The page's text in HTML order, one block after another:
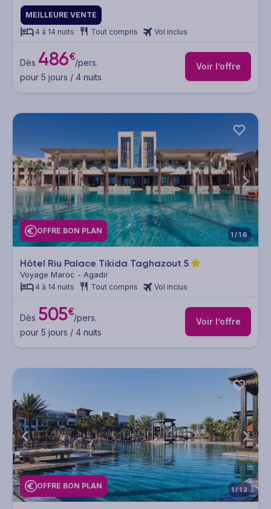
MEILLEURE VENTE
4 à 14 nuits
Tout compris Vol inclus
Dès 486€/pers.
pour 5 jours / 4 nuits
Voir l’offre
OFFRE BON PLAN 1/16
Hôtel Riu Palace Tikida Taghazout 5
Voyage Maroc - Agadir
4 à 14 nuits Tout compris Vol inclus
Dès 505€/pers.
pour 5 jours / 4 nuits
Voir l’offre
OFFRE BON PLAN 1/12